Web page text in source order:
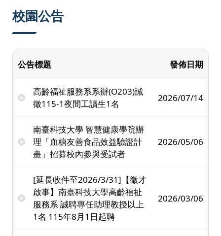
校園公告
公告標題 發佈日期
高齡福祉服務系系辦(O203)誠
徵115-1夜間工讀生1名
2026/07/14
南臺科技大學 智慧健康學院辦
理「血糖友善食品效益驗證計
畫」招募校內參與受試者
2026/05/06
[延長收件至2026/3/31]【徵才
啟事】南臺科技大學高齡福祉
服務系 誠聘專任助理教授以上
1名 115年8月1日起聘
2026/03/06